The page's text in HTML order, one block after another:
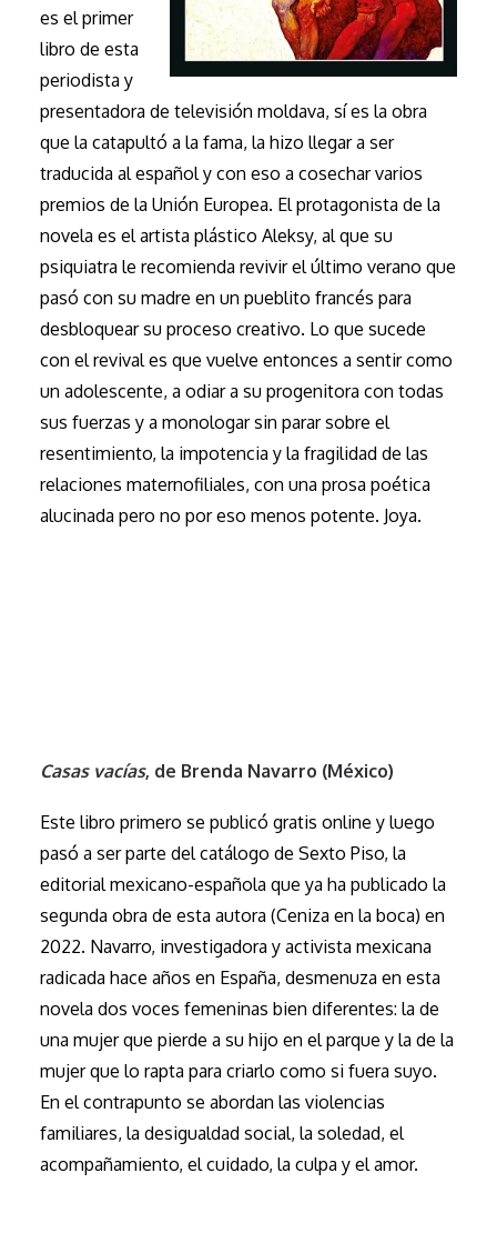
es el primer
libro de esta
periodista y
presentadora de televisión moldava, sí es la obra
que la catapultó a la fama, la hizo llegar a ser
traducida al español y con eso a cosechar varios
premios de la Unión Europea. El protagonista de la
novela es el artista plástico Aleksy, al que su
psiquiatra le recomienda revivir el último verano que
pasó con su madre en un pueblito francés para
desbloquear su proceso creativo. Lo que sucede
con el revival es que vuelve entonces a sentir como
un adolescente, a odiar a su progenitora con todas
sus fuerzas y a monologar sin parar sobre el
resentimiento, la impotencia y la fragilidad de las
relaciones maternofiliales, con una prosa poética
alucinada pero no por eso menos potente. Joya.
Casas vacías, de Brenda Navarro (México)
Este libro primero se publicó gratis online y luego
pasó a ser parte del catálogo de Sexto Piso, la
editorial mexicano-española que ya ha publicado la
segunda obra de esta autora (Ceniza en la boca) en
2022. Navarro, investigadora y activista mexicana
radicada hace años en España, desmenuza en esta
novela dos voces femeninas bien diferentes: la de
una mujer que pierde a su hijo en el parque y la de la
mujer que lo rapta para criarlo como si fuera suyo.
En el contrapunto se abordan las violencias
familiares, la desi­gualdad social, la soledad, el
acompañamiento, el cuidado, la culpa y el amor.